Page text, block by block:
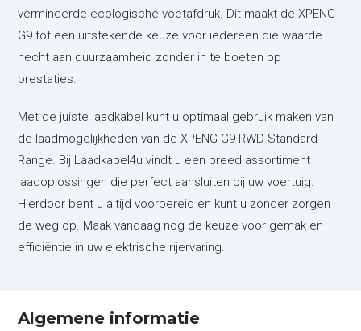
verminderde ecologische voetafdruk. Dit maakt de XPENG
G9 tot een uitstekende keuze voor iedereen die waarde
hecht aan duurzaamheid zonder in te boeten op
prestaties.
Met de juiste laadkabel kunt u optimaal gebruik maken van
de laadmogelijkheden van de XPENG G9 RWD Standard
Range. Bij Laadkabel4u vindt u een breed assortiment
laadoplossingen die perfect aansluiten bij uw voertuig.
Hierdoor bent u altijd voorbereid en kunt u zonder zorgen
de weg op. Maak vandaag nog de keuze voor gemak en
efficiëntie in uw elektrische rijervaring.
Algemene informatie